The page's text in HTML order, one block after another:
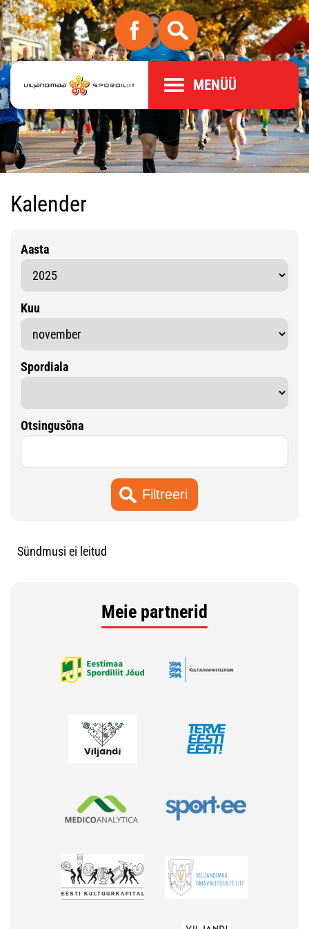
MENÜÜ
Kalender
Aasta
Kuu
Spordiala
Otsingusõna
Sündmusi ei leitud
Meie partnerid